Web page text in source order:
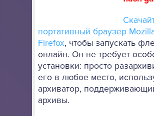
портативный браузер
Firefox, чтобы запускать
онлайн. Он не требует
установки: просто
его в любое место,
архиватор,
архивы.